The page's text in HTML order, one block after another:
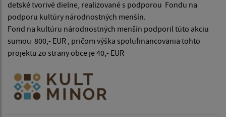
detské tvorivé dielne, realizované s podporou Fondu na
podporu kultúry národnostných menšín.
Fond na kultúru národnostných menšín podporil túto akciu
sumou 800,- EUR , pričom výška spolufinancovania tohto
projektu zo strany obce je 40,- EUR